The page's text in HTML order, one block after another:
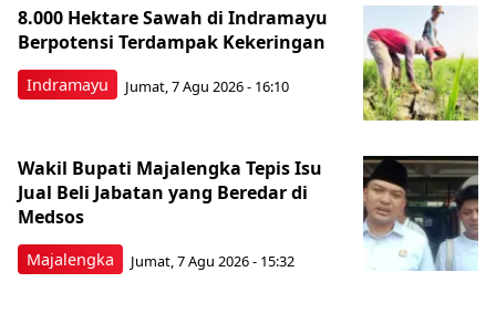
Indramayu
8.000 Hektare Sawah di Indramayu
Berpotensi Terdampak Kekeringan
Jumat, 7 Agu 2026 - 16:10
Majalengka
Wakil Bupati Majalengka Tepis Isu
Jual Beli Jabatan yang Beredar di
Medsos
Jumat, 7 Agu 2026 - 15:32